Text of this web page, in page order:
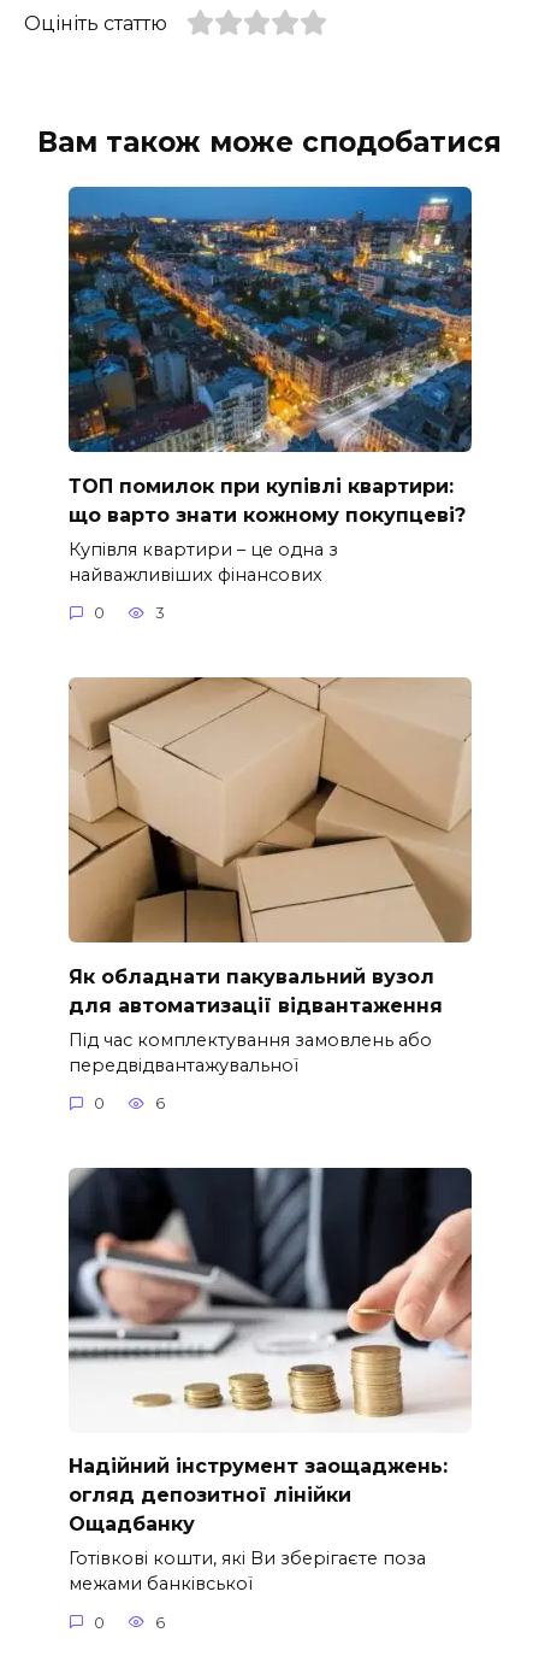
Оцініть статтю
Вам також може сподобатися
ТОП помилок при купівлі квартири:
що варто знати кожному покупцеві?
Купівля квартири – це одна з
найважливіших фінансових
0 3
Як обладнати пакувальний вузол
для автоматизації відвантаження
Під час комплектування замовлень або
передвідвантажувальної
0 6
Надійний інструмент заощаджень:
огляд депозитної лінійки
Ощадбанку
Готівкові кошти, які Ви зберігаєте поза
межами банківської
0 6